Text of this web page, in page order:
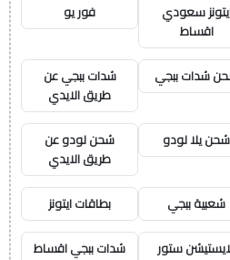
سعودي
اقساط
فور يو
شدات ببجي
شدات ببجي عن
طريق الايدي
شحن يلا لودو
شحن لودو عن
طريق الايدي
شعبية ببجي بطاقات ايتونز
ستور شدات ببجي اقساط